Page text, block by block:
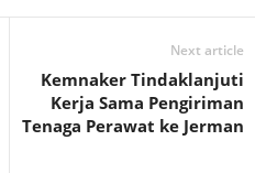
Next article
Kemnaker Tindaklanjuti
Kerja Sama Pengiriman
Tenaga Perawat ke Jerman